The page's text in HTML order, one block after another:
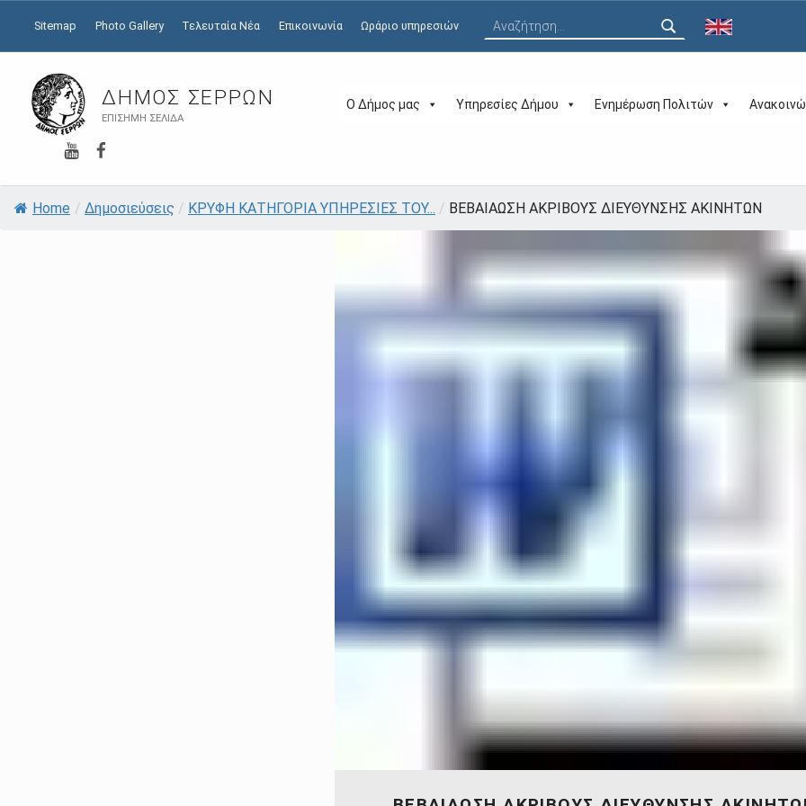
ΔΉΜΟΣ ΣΕΡΡΏΝ
ΕΠΊΣΗΜΗ ΣΕΛΊΔΑ
Ο Δήμος μας Υπηρεσίες Δήμου Ενημέρωση Πολιτών
YouTube
Sitemap Photo Gallery Τελευταία Νέα Επικοινωνία Ωράριο υπηρεσιών
Home / Δημοσιεύσεις / ΚΡΥΦΗ ΚΑΤΗΓΟΡΙΑ ΥΠΗΡΕΣΙΕΣ ΤΟΥ... / ΒΕΒΑΙΑΩΣΗ ΑΚΡΙΒΟΥΣ ΔΙΕΥΘΥΝΣΗΣ ΑΚΙΝΗΤΩΝ